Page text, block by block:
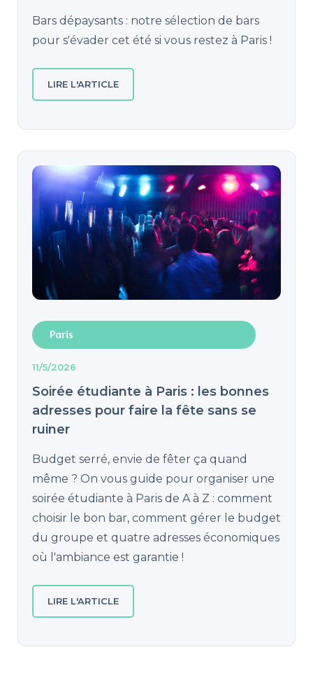
Bars dépaysants : notre sélection de bars
pour s'évader cet été si vous restez à Paris !
LIRE L'ARTICLE
Paris
11/5/2026
Soirée étudiante à Paris : les bonnes
adresses pour faire la fête sans se
ruiner
Budget serré, envie de fêter ça quand
même ? On vous guide pour organiser une
soirée étudiante à Paris de A à Z : comment
choisir le bon bar, comment gérer le budget
du groupe et quatre adresses économiques
où l'ambiance est garantie !
LIRE L'ARTICLE